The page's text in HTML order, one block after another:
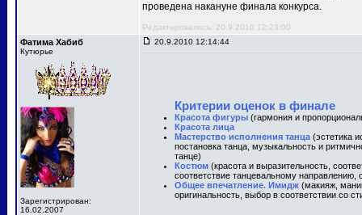
проведена накануне финала конкурса.
Редактировалось: 20.9.2010 12:23:00
Фатима Хабиб
Кутюрье
Зарегистрирован:
16.02.2007
20.9.2010 12:14:44
Критерии оценок в финале
Красота фигуры (гармония и
Красота лица
Мастерство исполнения танца (эстетика
постановка танца, музыкальность и
танце)
Костюм (красота и выразительность,
соответствие танцевальному направлению,
Общее впечатление. Имидж (макияж,
оригинальность, выбор в соответствии со